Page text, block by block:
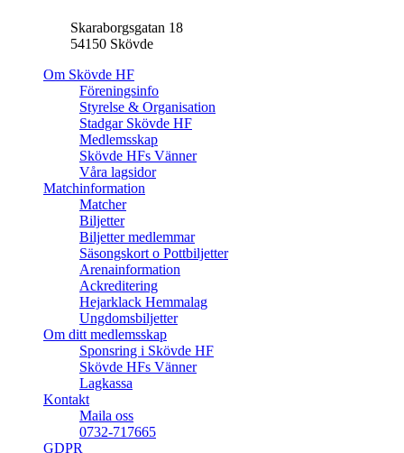
Skaraborgsgatan 18
54150 Skövde
Om Skövde HF
Föreningsinfo
Styrelse & Organisation
Stadgar Skövde HF
Medlemsskap
Skövde HFs Vänner
Våra lagsidor
Matchinformation
Matcher
Biljetter
Biljetter medlemmar
Säsongskort o Pottbiljetter
Arenainformation
Ackreditering
Hejarklack Hemmalag
Ungdomsbiljetter
Om ditt medlemsskap
Sponsring i Skövde HF
Skövde HFs Vänner
Lagkassa
Kontakt
Maila oss
0732-717665
GDPR